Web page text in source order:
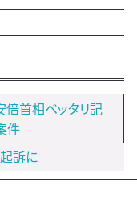
倍首相ベッタリ記
件
訴に